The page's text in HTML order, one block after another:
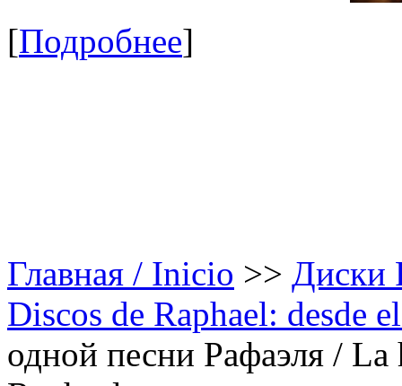
[Подробнее]
Главная / Inicio >> Диски
Discos de Raphael: desde
одной песни Рафаэля /